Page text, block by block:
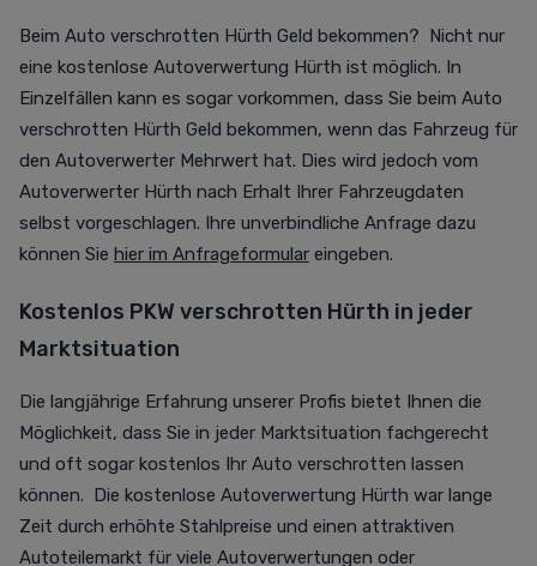
Beim Auto verschrotten Hürth Geld bekommen? Nicht nur
eine kostenlose Autoverwertung Hürth ist möglich. In
Einzelfällen kann es sogar vorkommen, dass Sie beim Auto
verschrotten Hürth Geld bekommen, wenn das Fahrzeug für
den Autoverwerter Mehrwert hat. Dies wird jedoch vom
Autoverwerter Hürth nach Erhalt Ihrer Fahrzeugdaten
selbst vorgeschlagen. Ihre unverbindliche Anfrage dazu
können Sie hier im Anfrageformular eingeben.
Kostenlos PKW verschrotten Hürth in jeder
Marktsituation
Die langjährige Erfahrung unserer Profis bietet Ihnen die
Möglichkeit, dass Sie in jeder Marktsituation fachgerecht
und oft sogar kostenlos Ihr Auto verschrotten lassen
können. Die kostenlose Autoverwertung Hürth war lange
Zeit durch erhöhte Stahlpreise und einen attraktiven
Autoteilemarkt für viele Autoverwertungen oder